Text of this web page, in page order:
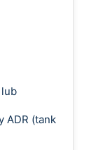
ADR (tank